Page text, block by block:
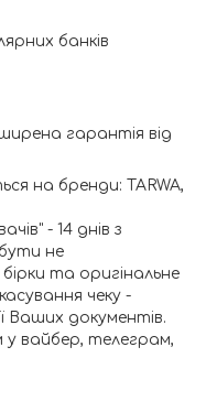
банків
гарантія від
на бренди: TARWA,
- 14 днів з
не
та оригінальне
чеку -
Ваших документів.
вайбер, телеграм,